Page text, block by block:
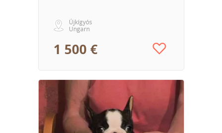
Újkígyós
Ungarn
1 500 €